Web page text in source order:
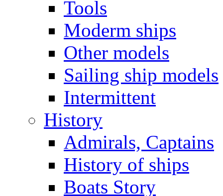
Tools
Moderm ships
Other models
Sailing ship models
Intermittent
History
Admirals, Captains
History of ships
Boats Story